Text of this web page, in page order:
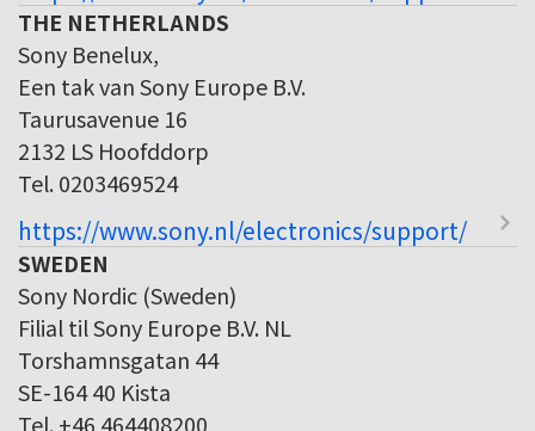
THE NETHERLANDS
Sony Benelux,
Een tak van Sony Europe B.V.
Taurusavenue 16
2132 LS Hoofddorp
Tel. 0203469524
https://www.sony.nl/electronics/support/
SWEDEN
Sony Nordic (Sweden)
Filial til Sony Europe B.V. NL
Torshamnsgatan 44
SE-164 40 Kista
Tel. +46 464408200